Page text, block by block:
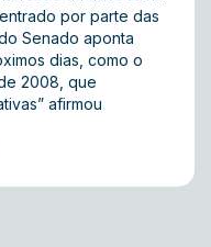
por parte das
Senado aponta
dias, como o
2008, que
afirmou